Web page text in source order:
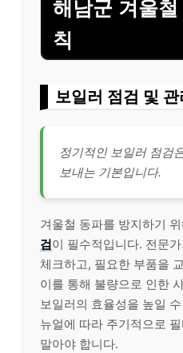
해남군 겨울
칙
보일러 점검 및 관
정기적인 보일러 점검
보내는 기본입니다.
겨울철 동파를 방지하기
검이 필수적입니다. 전문
체크하고, 필요한 부품을
이를 통해 불량으로 인한
보일러의 효율성을 높일
뉴얼에 따라 주기적으로
말아야 합니다.